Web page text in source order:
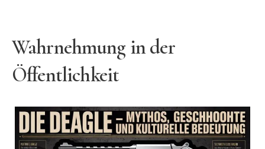
Wahrnehmung in der
Öffentlichkeit